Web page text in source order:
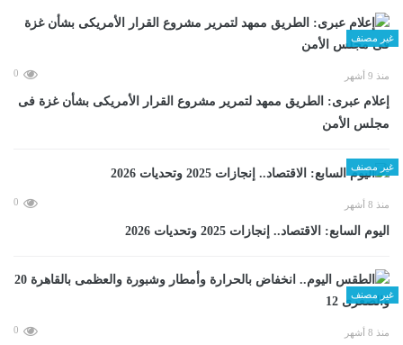
غير مصنف
منذ 9 أشهر 0
إعلام عبرى: الطريق ممهد لتمرير مشروع القرار الأمريكى بشأن غزة فى
مجلس الأمن
غير مصنف
منذ 8 أشهر 0
اليوم السابع: الاقتصاد.. إنجازات 2025 وتحديات 2026
غير مصنف
منذ 8 أشهر 0